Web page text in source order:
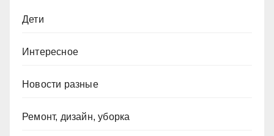
Дети
Интересное
Новости разные
Ремонт, дизайн, уборка